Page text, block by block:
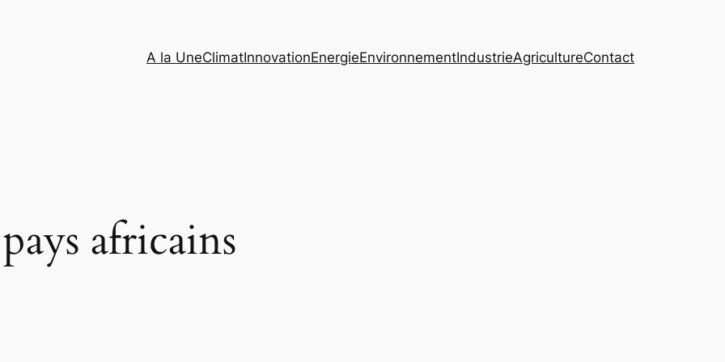
A la UneClimatInnovationEnergieEnvironnementIndustrieAgricultureContact
africains